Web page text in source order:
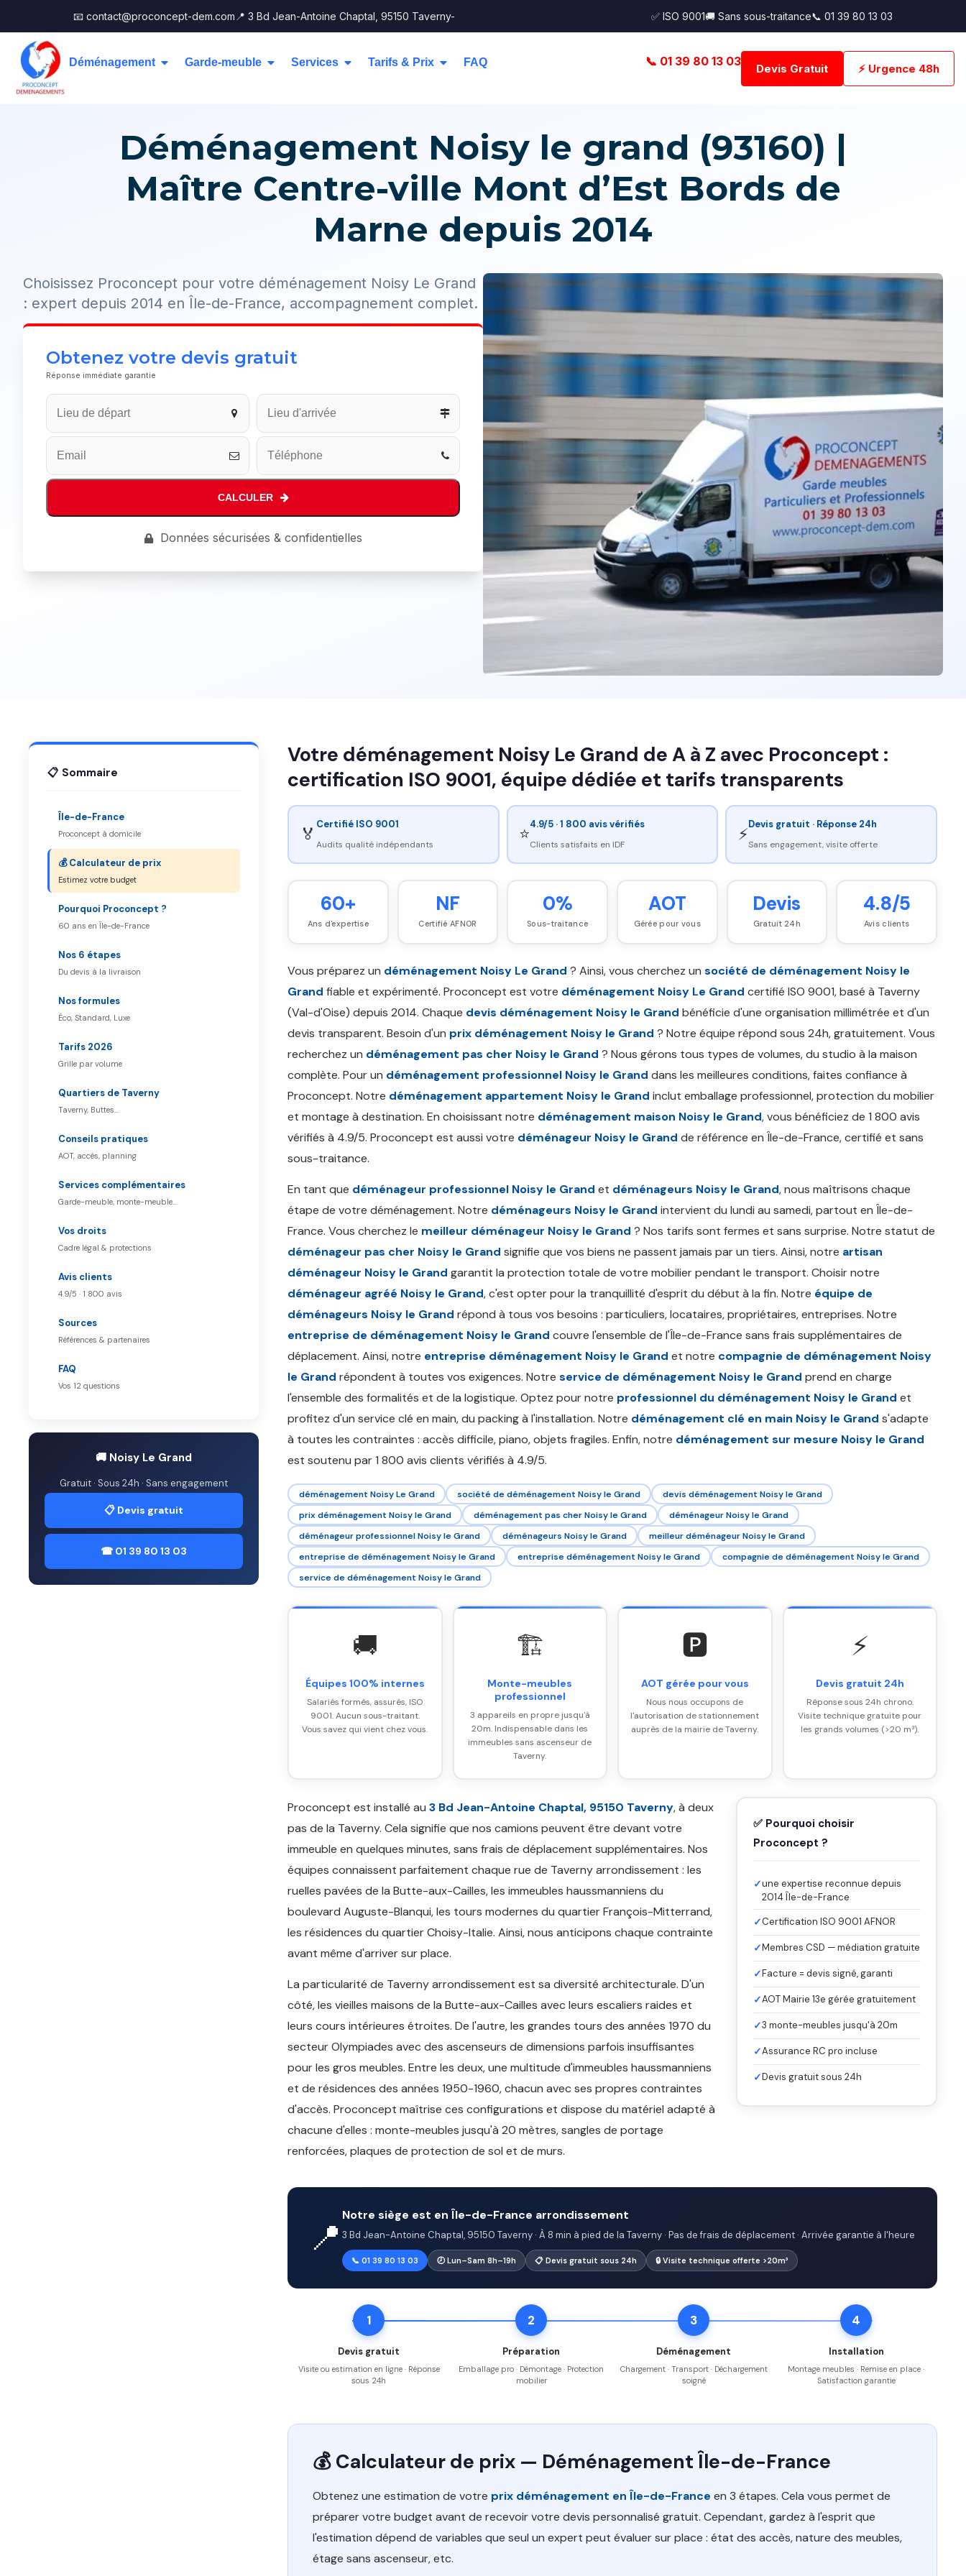
📧 contact@proconcept-dem.com 📍 3 Bd Jean-Antoine Chaptal, 95150 Taverny- ✅ ISO 9001🚚 Sans sous-traitance📞 01 39 80 13 03
Déménagement Garde-meuble Services Tarifs & Prix FAQ 📞 01 39 80 13 03
Devis Gratuit ⚡ Urgence 48h
Déménagement Noisy le grand (93160) |
Maître Centre-ville Mont d’Est Bords de
Marne depuis 2014
Choisissez Proconcept pour votre déménagement Noisy Le Grand
: expert depuis 2014 en Île-de-France, accompagnement complet.
Obtenez votre devis gratuit
Réponse immédiate garantie
CALCULER
Données sécurisées & confidentielles
📋 Sommaire
Île-de-France
Proconcept à domicile
💰 Calculateur de prix
Estimez votre budget
Pourquoi Proconcept ?
60 ans en Île-de-France
Nos 6 étapes
Du devis à la livraison
Nos formules
Éco, Standard, Luxe
Tarifs 2026
Grille par volume
Quartiers de Taverny
Taverny, Buttes…
Conseils pratiques
AOT, accès, planning
Services complémentaires
Garde-meuble, monte-meuble…
Vos droits
Cadre légal & protections
Avis clients
4.9/5 · 1 800 avis
Sources
Références & partenaires
FAQ
Vos 12 questions
🚚 Noisy Le Grand
Gratuit · Sous 24h · Sans engagement
📋 Devis gratuit
☎ 01 39 80 13 03
Votre déménagement Noisy Le Grand de A à Z avec Proconcept :
certification ISO 9001, équipe dédiée et tarifs transparents
🏅 Certifié ISO 9001
Audits qualité indépendants ⭐4.9/5 · 1 800 avis vérifiés
Clients satisfaits en IDF ⚡Devis gratuit · Réponse 24h
Sans engagement, visite offerte
60+
Ans d'expertise
NF
Certifié AFNOR
0%
Sous-traitance
AOT
Gérée pour vous
Devis
Gratuit 24h
4.8/5
Avis clients
Vous préparez un déménagement Noisy Le Grand ? Ainsi, vous cherchez un société de déménagement Noisy le
Grand fiable et expérimenté. Proconcept est votre déménagement Noisy Le Grand certifié ISO 9001, basé à Taverny
(Val-d'Oise) depuis 2014. Chaque devis déménagement Noisy le Grand bénéficie d'une organisation millimétrée et d'un
devis transparent. Besoin d'un prix déménagement Noisy le Grand ? Notre équipe répond sous 24h, gratuitement. Vous
recherchez un déménagement pas cher Noisy le Grand ? Nous gérons tous types de volumes, du studio à la maison
complète. Pour un déménagement professionnel Noisy le Grand dans les meilleures conditions, faites confiance à
Proconcept. Notre déménagement appartement Noisy le Grand inclut emballage professionnel, protection du mobilier
et montage à destination. En choisissant notre déménagement maison Noisy le Grand, vous bénéficiez de 1 800 avis
vérifiés à 4.9/5. Proconcept est aussi votre déménageur Noisy le Grand de référence en Île-de-France, certifié et sans
sous-traitance.
En tant que déménageur professionnel Noisy le Grand et déménageurs Noisy le Grand, nous maîtrisons chaque
étape de votre déménagement. Notre déménageurs Noisy le Grand intervient du lundi au samedi, partout en Île-de-
France. Vous cherchez le meilleur déménageur Noisy le Grand ? Nos tarifs sont fermes et sans surprise. Notre statut de
déménageur pas cher Noisy le Grand signifie que vos biens ne passent jamais par un tiers. Ainsi, notre artisan
déménageur Noisy le Grand garantit la protection totale de votre mobilier pendant le transport. Choisir notre
déménageur agréé Noisy le Grand, c'est opter pour la tranquillité d'esprit du début à la fin. Notre équipe de
déménageurs Noisy le Grand répond à tous vos besoins : particuliers, locataires, propriétaires, entreprises. Notre
entreprise de déménagement Noisy le Grand couvre l'ensemble de l'Île-de-France sans frais supplémentaires de
déplacement. Ainsi, notre entreprise déménagement Noisy le Grand et notre compagnie de déménagement Noisy
le Grand répondent à toutes vos exigences. Notre service de déménagement Noisy le Grand prend en charge
l'ensemble des formalités et de la logistique. Optez pour notre professionnel du déménagement Noisy le Grand et
profitez d'un service clé en main, du packing à l'installation. Notre déménagement clé en main Noisy le Grand s'adapte
à toutes les contraintes : accès difficile, piano, objets fragiles. Enfin, notre déménagement sur mesure Noisy le Grand
est soutenu par 1 800 avis clients vérifiés à 4.9/5.
déménagement Noisy Le Grand société de déménagement Noisy le Grand
devis déménagement Noisy le Grand
prix déménagement Noisy le Grand
déménagement pas cher Noisy le Grand
déménageur Noisy le Grand
déménageur professionnel Noisy le Grand
déménageurs Noisy le Grand
meilleur déménageur Noisy le Grand
entreprise de déménagement Noisy le Grand
entreprise déménagement Noisy le Grand
compagnie de déménagement Noisy le Grand
service de déménagement Noisy le Grand
🚚
Équipes 100% internes
Salariés formés, assurés, ISO
9001. Aucun sous-traitant.
Vous savez qui vient chez vous.
🏗️
Monte-meubles
professionnel
3 appareils en propre jusqu'à
20m. Indispensable dans les
immeubles sans ascenseur de
Taverny.
🅿️
AOT gérée pour vous
Nous nous occupons de
l'autorisation de stationnement
auprès de la mairie de Taverny.
⚡
Devis gratuit 24h
Réponse sous 24h chrono.
Visite technique gratuite pour
les grands volumes (>20 m³).
Proconcept est installé au 3 Bd Jean-Antoine Chaptal, 95150 Taverny, à deux
pas de la Taverny. Cela signifie que nos camions peuvent être devant votre
immeuble en quelques minutes, sans frais de déplacement supplémentaires. Nos
équipes connaissent parfaitement chaque rue de Taverny arrondissement : les
ruelles pavées de la Butte-aux-Cailles, les immeubles haussmanniens du
boulevard Auguste-Blanqui, les tours modernes du quartier François-Mitterrand,
les résidences du quartier Choisy-Italie. Ainsi, nous anticipons chaque contrainte
avant même d'arriver sur place.
La particularité de Taverny arrondissement est sa diversité architecturale. D'un
côté, les vieilles maisons de la Butte-aux-Cailles avec leurs escaliers raides et
leurs cours intérieures étroites. De l'autre, les grandes tours des années 1970 du
secteur Olympiades avec des ascenseurs de dimensions parfois insuffisantes
pour les gros meubles. Entre les deux, une multitude d'immeubles haussmanniens
et de résidences des années 1950-1960, chacun avec ses propres contraintes
d'accès. Proconcept maîtrise ces configurations et dispose du matériel adapté à
chacune d'elles : monte-meubles jusqu'à 20 mètres, sangles de portage
renforcées, plaques de protection de sol et de murs.
✅ Pourquoi choisir
Proconcept ?
✓une expertise reconnue depuis
2014 Île-de-France
✓Certification ISO 9001 AFNOR
✓Membres CSD — médiation gratuite
✓Facture = devis signé, garanti
✓AOT Mairie 13e gérée gratuitement
✓3 monte-meubles jusqu'à 20m
✓Assurance RC pro incluse
✓Devis gratuit sous 24h
📍 Notre siège est en Île-de-France arrondissement
3 Bd Jean-Antoine Chaptal, 95150 Taverny · À 8 min à pied de la Taverny · Pas de frais de déplacement · Arrivée garantie à l'heure
📞 01 39 80 13 03 🕗 Lun–Sam 8h–19h 📋 Devis gratuit sous 24h 🔒 Visite technique offerte >20m³
1
Devis gratuit
Visite ou estimation en ligne · Réponse
sous 24h
2
Préparation
Emballage pro · Démontage · Protection
mobilier
3
Déménagement
Chargement · Transport · Déchargement
soigné
4
Installation
Montage meubles · Remise en place ·
Satisfaction garantie
💰 Calculateur de prix — Déménagement Île-de-France
Obtenez une estimation de votre prix déménagement en Île-de-France en 3 étapes. Cela vous permet de
préparer votre budget avant de recevoir votre devis personnalisé gratuit. Cependant, gardez à l'esprit que
l'estimation dépend de variables que seul un expert peut évaluer sur place : état des accès, nature des meubles,
étage sans ascenseur, etc.